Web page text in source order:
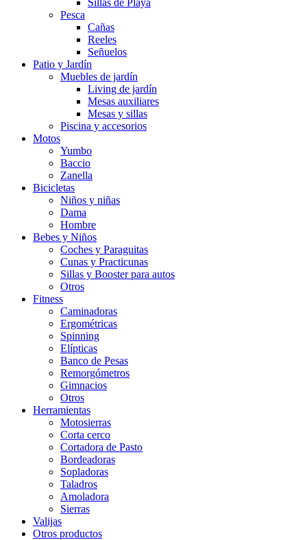
Sillas de Playa
Pesca
Cañas
Reeles
Señuelos
Patio y Jardín
Muebles de jardín
Living de jardín
Mesas auxiliares
Mesas y sillas
Piscina y accesorios
Motos
Yumbo
Baccio
Zanella
Bicicletas
Niños y niñas
Dama
Hombre
Bebes y Niños
Coches y Paraguitas
Cunas y Practicunas
Sillas y Booster para autos
Otros
Fitness
Caminadoras
Ergométricas
Spinning
Elípticas
Banco de Pesas
Remorgómetros
Gimnacios
Otros
Herramientas
Motosierras
Corta cerco
Cortadora de Pasto
Bordeadoras
Sopladoras
Taladros
Amoladora
Sierras
Valijas
Otros productos